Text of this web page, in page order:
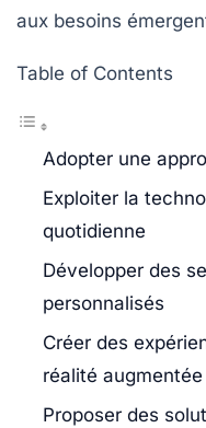
aux besoins
Table of Contents
Adopter une
Exploiter la
quotidienne
Développer des
personnalisés
Créer des
réalité augmentée
Proposer des